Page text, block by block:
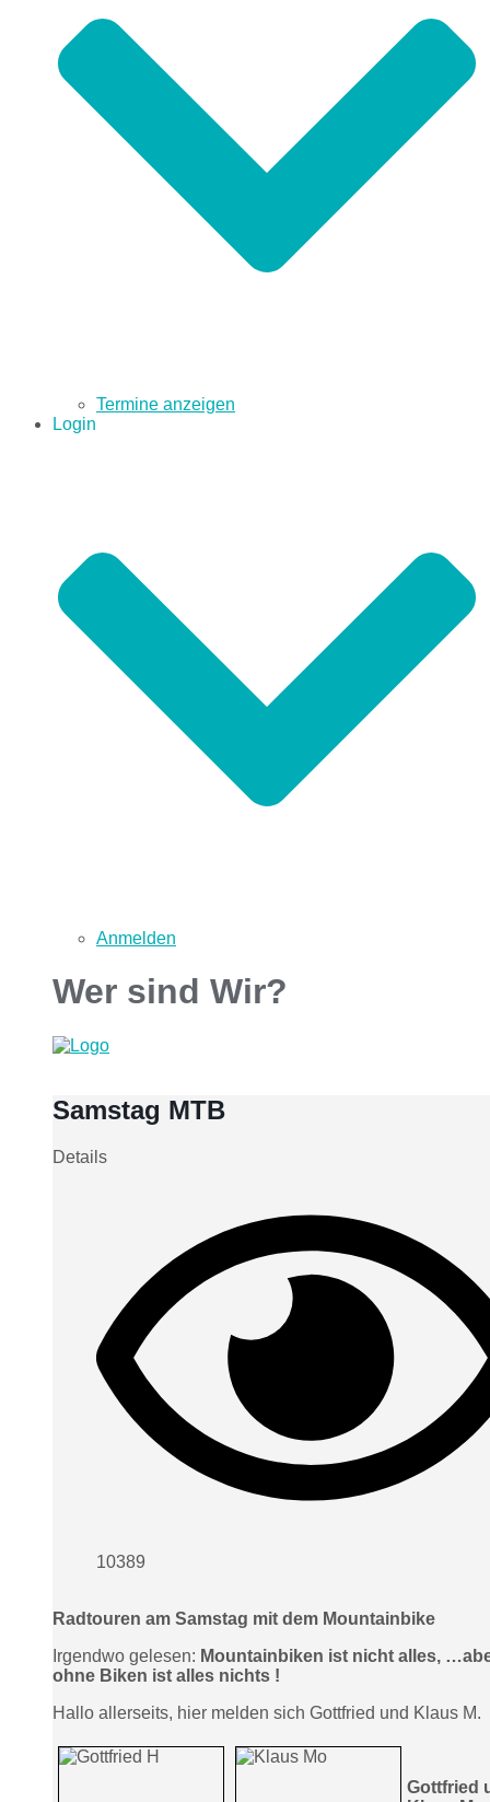
Termine anzeigen
Login
Anmelden
Wer sind Wir?
Samstag MTB
Details
10389
Radtouren am Samstag mit dem Mountainbike
Irgendwo gelesen: Mountainbiken ist nicht alles,
ohne Biken ist alles nichts !
Hallo allerseits, hier melden sich Gottfried und Klaus M.
Gottfried